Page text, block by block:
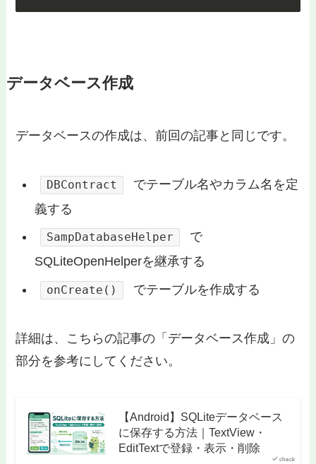
データベース作成
データベースの作成は、前回の記事と同じです。
DBContract
でテーブル名やカラム名を定
義する
SampDatabaseHelper
で
SQLiteOpenHelperを継承する
onCreate() でテーブルを作成する
詳細は、こちらの記事の「データベース作成」の
部分を参考にしてください。
check
【Android】SQLiteデータベース
に保存する方法｜TextView・
EditTextで登録・表示・削除